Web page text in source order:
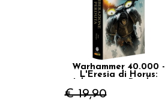
Warhammer 40.000 -
L'Eresia di Horus:
€ 19,90